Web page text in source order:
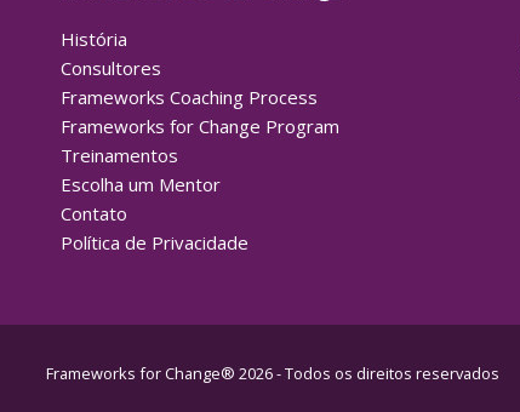
História
Consultores
Frameworks Coaching Process
Frameworks for Change Program
Treinamentos
Escolha um Mentor
Contato
Política de Privacidade
Frameworks for Change® 2026 - Todos os direitos reservados